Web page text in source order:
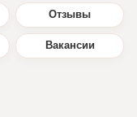
Отзывы
Вакансии